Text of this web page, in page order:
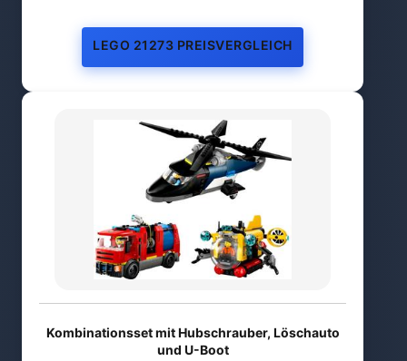
LEGO 21273 PREISVERGLEICH
Kombinationsset mit Hubschrauber, Löschauto
und U-Boot